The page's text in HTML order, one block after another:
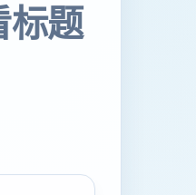
标题